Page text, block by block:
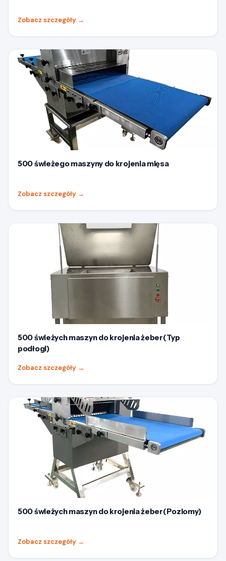
Zobacz szczegóły →
500 świeżego maszyny do krojenia mięsa
Zobacz szczegóły →
500 świeżych maszyn do krojenia żeber(Typ
podłogi)
Zobacz szczegóły →
500 świeżych maszyn do krojenia żeber(Poziomy)
Zobacz szczegóły →